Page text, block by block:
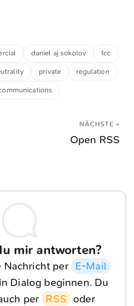
daniel aj sokolov fcc
private regulation
NÄCHSTE »
Open RSS
mir antworten?
Nachricht per E-Mail
Dialog beginnen. Du
per RSS oder